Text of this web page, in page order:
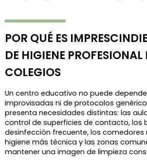
POR QUÉ ES
DE HIGIENE PROFESIONAL
COLEGIOS
Un centro educativo no puede
improvisadas ni de protocolos
presenta necesidades distintas: las
control de superficies de contacto, los
desinfección frecuente, los comedores
higiene más técnica y las zonas
mantener una imagen de limpieza